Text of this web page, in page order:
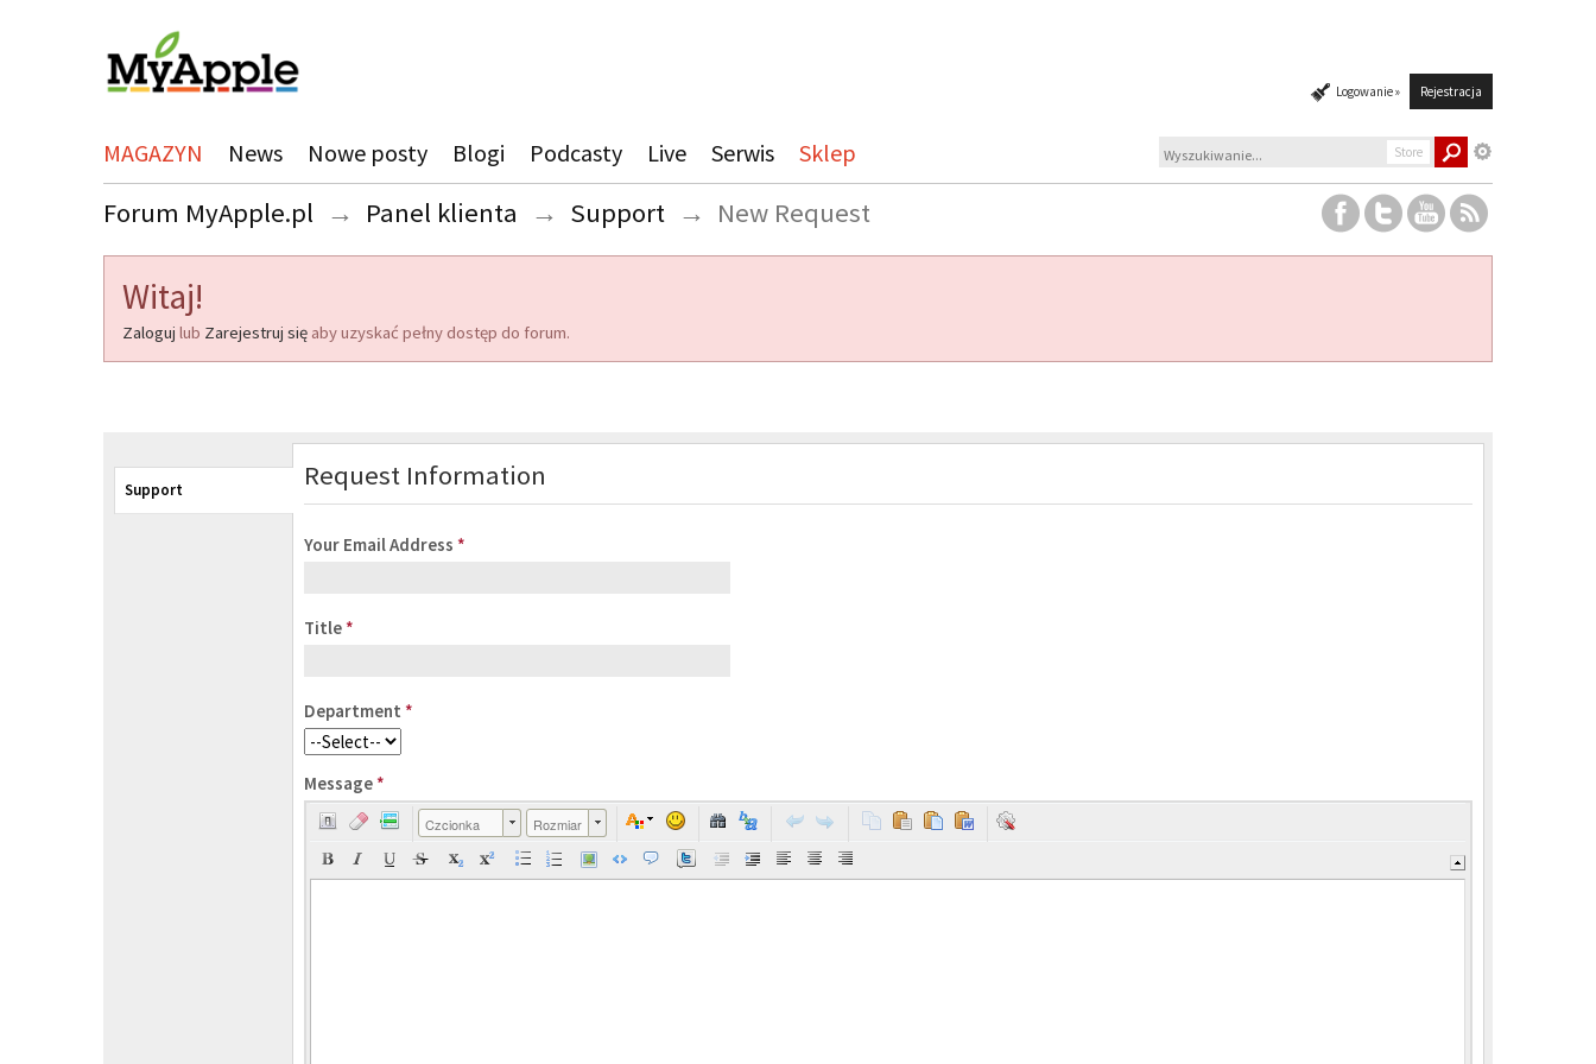
Logowanie » Rejestracja
MAGAZYN News Nowe posty Blogi Podcasty Live Serwis Sklep Store
Forum MyApple.pl → Panel klienta → Support → New Request
Witaj!
Zaloguj lub Zarejestruj się aby uzyskać pełny dostęp do forum.
Support Request Information
Your Email Address *
Title *
Department *
Message *
Czcionka Rozmiar